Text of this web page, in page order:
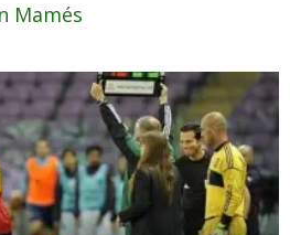
Mamés